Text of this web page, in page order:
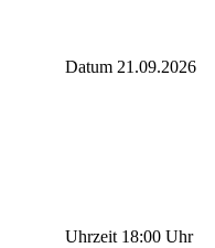
Datum 21.09.2026
Uhrzeit 18:00 Uhr